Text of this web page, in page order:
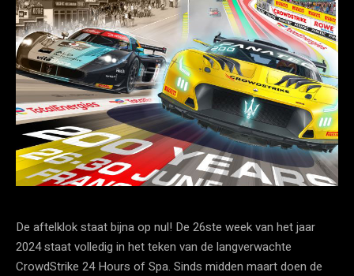
De aftelklok staat bijna op nul! De 26ste week van het jaar
2024 staat volledig in het teken van de langverwachte
CrowdStrike 24 Hours of Spa. Sinds midden maart doen de